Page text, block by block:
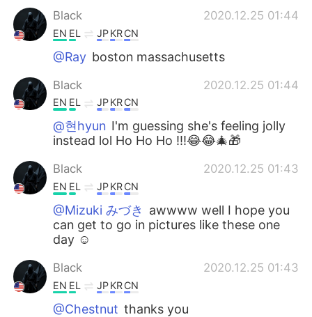
Black 2020.12.25 01:44
EN EL JPKRCN
@Ray boston massachusetts
Black 2020.12.25 01:44
EN EL JPKRCN
@현hyun I'm guessing she's feeling jolly
instead lol Ho Ho Ho !!!😂😂🎄🎁
Black 2020.12.25 01:43
EN EL JPKRCN
@Mizuki みづき
awwww well I hope you
can get to go in pictures like these one
day ☺️
Black 2020.12.25 01:43
EN EL JPKRCN
@Chestnut thanks you